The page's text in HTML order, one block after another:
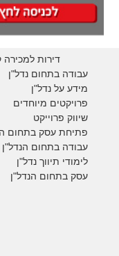
דירות למכירה
עבודה בתחום נדל"ן
מידע על נדל"ן
פרויקטים מיוחדים
שיווק פרוייקט
פתיחת עסק בתחום
עבודה בתחום הנדל"ן
לימודי תיווך נדל"ן
עסק בתחום הנדל"ן